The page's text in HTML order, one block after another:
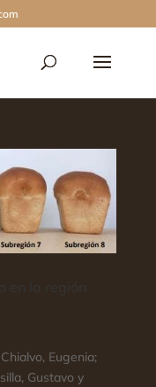
Eugenia;
Gustavo y